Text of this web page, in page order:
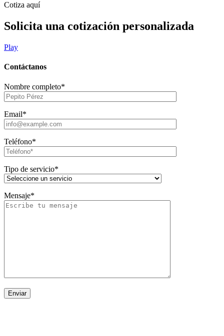
Cotiza aquí
Solicita una cotización personalizada
Play
Contáctanos
Nombre completo*
Email*
Teléfono*
Tipo de servicio*
Mensaje*